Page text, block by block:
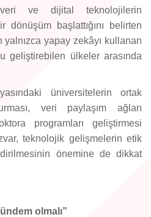
ve dijital teknolojilerin
dönüşüm başlattığını belirten
yapay zekâyı kullanan
geliştirebilen ülkeler arasında
üniversitelerin ortak
veri paylaşım ağları
programları geliştirmesi
teknolojik gelişmelerin etik
önemine de dikkat
olmalı”